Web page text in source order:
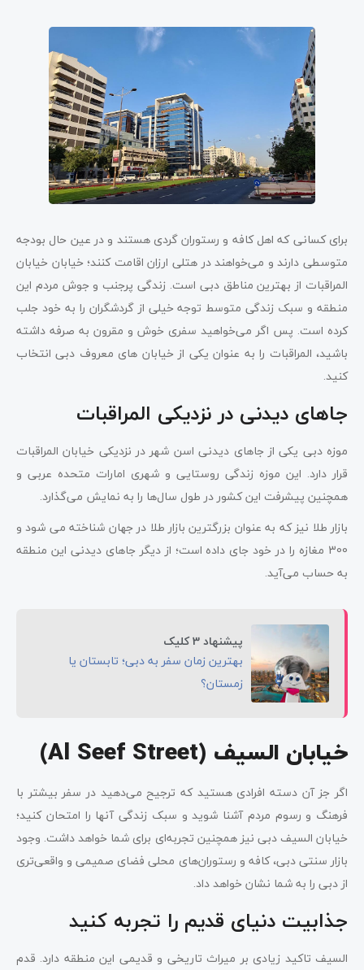
برای کسانی که اهل کافه و رستوران گردی هستند و در عین حال بودجه
متوسطی دارند و می‌خواهند در هتلی ارزان اقامت کنند؛ خیابان خیابان
المراقبات از بهترین مناطق دبی است. زندگی پرجنب و جوش مردم این
منطقه و سبک زندگی متوسط توجه خیلی از گردشگران را به خود جلب
کرده است. پس اگر می‌خواهید سفری خوش و مقرون به صرفه داشته
باشید، المراقبات را به عنوان یکی از خیابان های معروف دبی انتخاب
کنید.
جاهای دیدنی در نزدیکی المراقبات
موزه دبی یکی از جاهای دیدنی اسن شهر در نزدیکی خیابان المراقبات
قرار دارد. این موزه زندگی روستایی و شهری امارات متحده عربی و
همچنین پیشرفت این کشور در طول سال‌ها را به نمایش می‌گذارد.
بازار طلا نیز که به عنوان بزرگترین بازار طلا در جهان شناخته می شود و
300 مغازه را در خود جای داده است؛ از دیگر جاهای دیدنی این منطقه
به حساب می‌آید.
پیشنهاد 3 کلیک
بهترین زمان سفر به دبی؛ تابستان یا
زمستان؟
خیابان السیف (Al Seef Street)
اگر جز آن دسته افرادی هستید که ترجیح می‌دهید در سفر بیشتر با
فرهنگ و رسوم مردم آشنا شوید و سبک زندگی آنها را امتحان کنید؛
خیابان السیف دبی نیز همچنین تجربه‌ای برای شما خواهد داشت. وجود
بازار سنتی دبی، کافه و رستوران‌های محلی فضای صمیمی و واقعی‌تری
از دبی را به شما نشان خواهد داد.
جذابیت دنیای قدیم را تجربه کنید
السیف تاکید زیادی بر میراث تاریخی و قدیمی این منطقه دارد. قدم